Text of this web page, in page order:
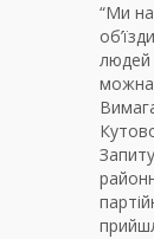
“Ми на
людей